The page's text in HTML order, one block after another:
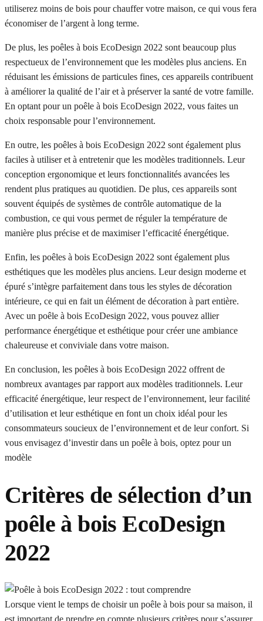
utiliserez moins de bois pour chauffer votre maison, ce qui vous fera
économiser de l’argent à long terme.
De plus, les poêles à bois EcoDesign 2022 sont beaucoup plus
respectueux de l’environnement que les modèles plus anciens. En
réduisant les émissions de particules fines, ces appareils contribuent
à améliorer la qualité de l’air et à préserver la santé de votre famille.
En optant pour un poêle à bois EcoDesign 2022, vous faites un
choix responsable pour l’environnement.
En outre, les poêles à bois EcoDesign 2022 sont également plus
faciles à utiliser et à entretenir que les modèles traditionnels. Leur
conception ergonomique et leurs fonctionnalités avancées les
rendent plus pratiques au quotidien. De plus, ces appareils sont
souvent équipés de systèmes de contrôle automatique de la
combustion, ce qui vous permet de réguler la température de
manière plus précise et de maximiser l’efficacité énergétique.
Enfin, les poêles à bois EcoDesign 2022 sont également plus
esthétiques que les modèles plus anciens. Leur design moderne et
épuré s’intègre parfaitement dans tous les styles de décoration
intérieure, ce qui en fait un élément de décoration à part entière.
Avec un poêle à bois EcoDesign 2022, vous pouvez allier
performance énergétique et esthétique pour créer une ambiance
chaleureuse et conviviale dans votre maison.
En conclusion, les poêles à bois EcoDesign 2022 offrent de
nombreux avantages par rapport aux modèles traditionnels. Leur
efficacité énergétique, leur respect de l’environnement, leur facilité
d’utilisation et leur esthétique en font un choix idéal pour les
consommateurs soucieux de l’environnement et de leur confort. Si
vous envisagez d’investir dans un poêle à bois, optez pour un
modèle
Critères de sélection d’un
poêle à bois EcoDesign
2022
Lorsque vient le temps de choisir un poêle à bois pour sa maison, il